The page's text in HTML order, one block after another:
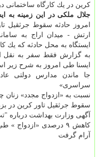
كرین در یك كارگاه ساختمانی
جلال ملكی در این زمینه به
امروز حادثه سقوط جرثقیل
ایستگاه به محل حادثه كه یك
به گزارش فقط سفر به نقل از
ایسنا طی امروز به شرح زیر
جا ماندن مدارس دولتی
سراسری»
نسبت به «ازدواج مجدد» زنان
سقوط جرثقیل تاور كرین در
آگهی وزارت بهداشت درباره
كاهش ۹ درصدی
آرام گرفت